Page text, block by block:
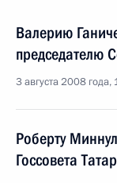
Валерию
председателю
3 августа 2008 года,
Роберту
Госсовета